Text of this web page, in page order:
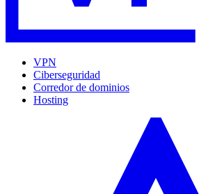
VPN
Ciberseguridad
Corredor de dominios
Hosting